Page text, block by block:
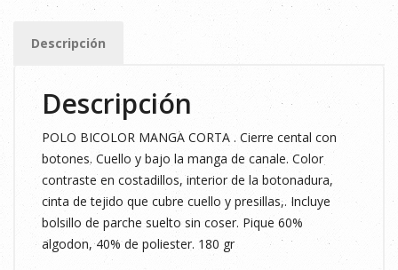
CELESTE
cantidad
Descripción
Descripción
POLO BICOLOR MANGA CORTA . Cierre cental con
botones. Cuello y bajo la manga de canale. Color
contraste en costadillos, interior de la botonadura,
cinta de tejido que cubre cuello y presillas,. Incluye
bolsillo de parche suelto sin coser. Pique 60%
algodon, 40% de poliester. 180 gr